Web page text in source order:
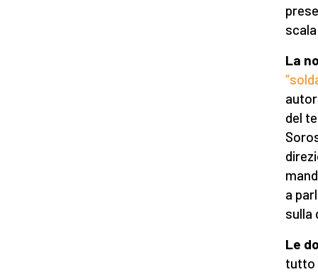
La
del
a
sulla
Le
tutto